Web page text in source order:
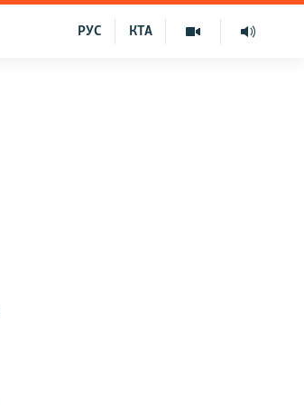
КТА
РУС